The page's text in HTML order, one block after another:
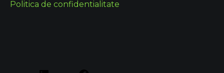
Politica de confidentialitate